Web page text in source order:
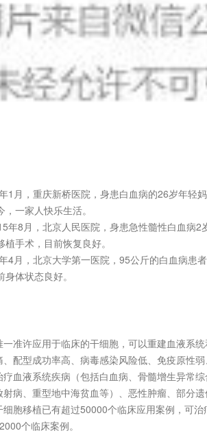
1月，重庆新桥医院，身患白血病的26岁年轻
一家人快乐生活。
年8月，北京人民医院，身患急性髓性白血病2
手术，目前恢复良好。
4月，北京大学第一医院，95公斤的白血病患
体状态良好。
准许应用于临床的干细胞，可以重建血液系
配型成功率高、病毒感染风险低、免疫原性
血液系统疾病（包括白血病、骨髓增生异常综
病、重型地中海贫血等）、恶性肿瘤、部分
胞移植已有超过50000个临床应用案例，可
个临床案例。